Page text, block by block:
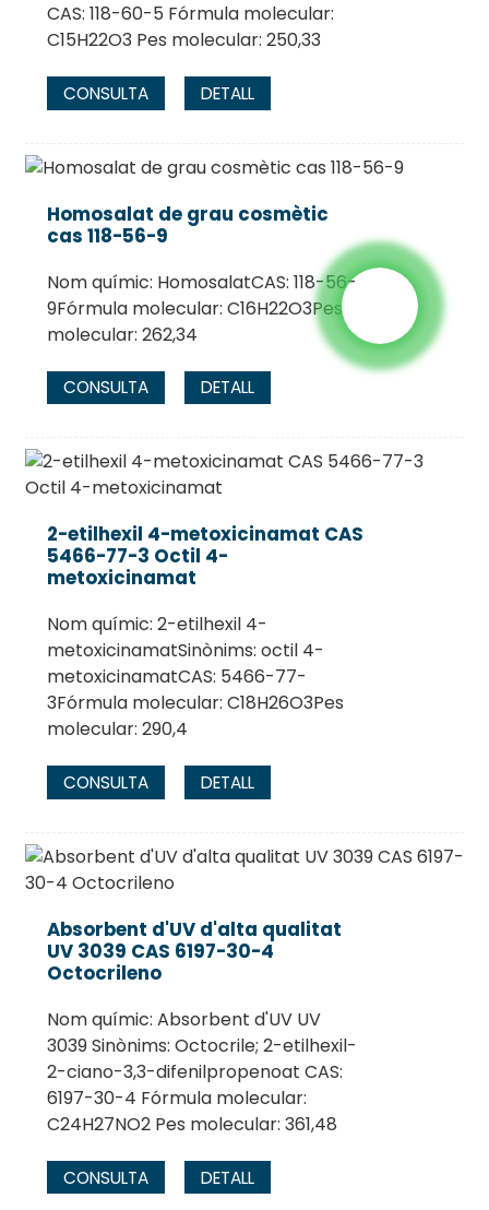
CAS: 118-60-5 Fórmula molecular:
C15H22O3 Pes molecular: 250,33
CONSULTA DETALL
Homosalat de grau cosmètic
cas 118-56-9
Nom químic: HomosalatCAS: 118-56-
9Fórmula molecular: C16H22O3Pes
molecular: 262,34
CONSULTA DETALL
2-etilhexil 4-metoxicinamat CAS
5466-77-3 Octil 4-
metoxicinamat
Nom químic: 2-etilhexil 4-
metoxicinamatSinònims: octil 4-
metoxicinamatCAS: 5466-77-
3Fórmula molecular: C18H26O3Pes
molecular: 290,4
CONSULTA DETALL
Absorbent d'UV d'alta qualitat
UV 3039 CAS 6197-30-4
Octocrileno
Nom químic: Absorbent d'UV UV
3039 Sinònims: Octocrile; 2-etilhexil-
2-ciano-3,3-difenilpropenoat CAS:
6197-30-4 Fórmula molecular:
C24H27NO2 Pes molecular: 361,48
CONSULTA DETALL